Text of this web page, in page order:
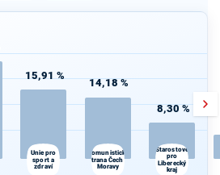
15,91 %
Unie pro
sport a
zdraví
14,18 %
Komunistická
strana Čech a
Moravy
8,30 %
Starostové
pro
Liberecký
kraj